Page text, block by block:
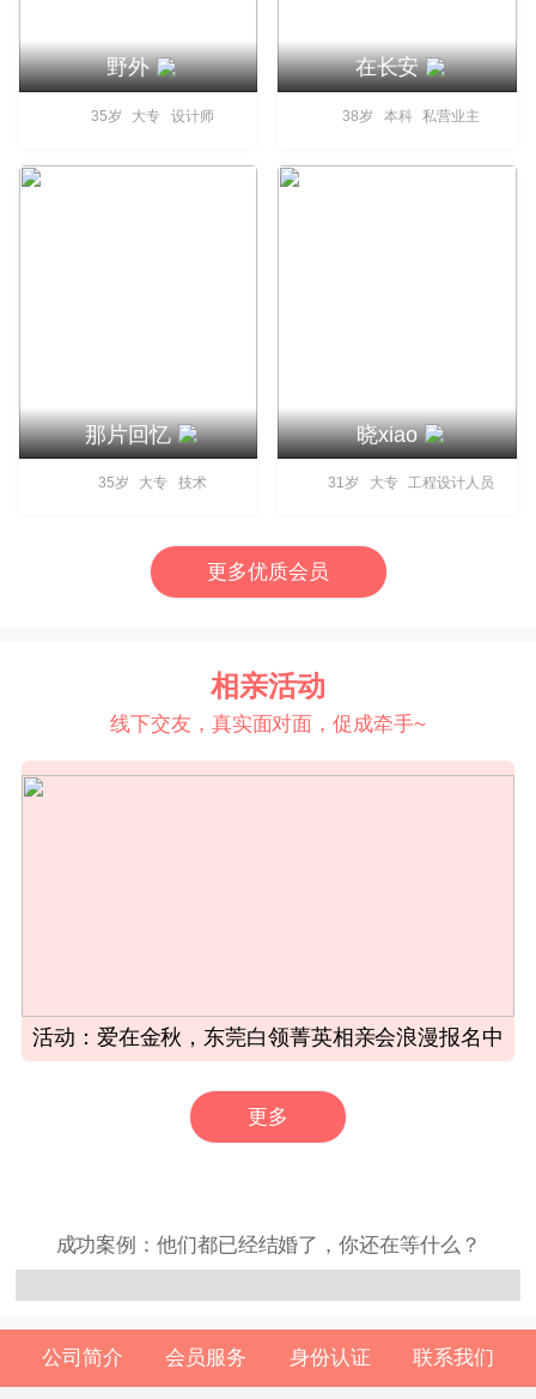
野外
35岁 大专 设计师
在长安
38岁 本科 私营业主
那片回忆
35岁 大专 技术
晓xiao
31岁 大专 工程设计人员
更多优质会员
相亲活动
线下交友，真实面对面，促成牵手~
活动：爱在金秋，东莞白领菁英相亲会浪漫报名中
更多
成功案例：他们都已经结婚了，你还在等什么？
公司简介 会员服务 身份认证 联系我们